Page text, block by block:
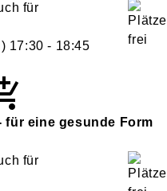
für
17:30 - 18:45
für eine gesunde Form
für